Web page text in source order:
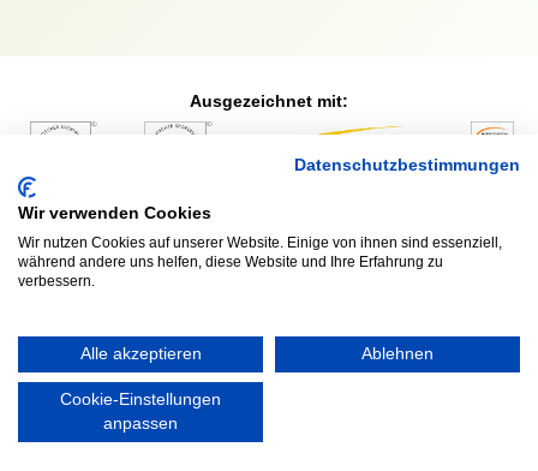
Ausgezeichnet mit:
Datenschutzbestimmungen
Wir verwenden Cookies
Wir nutzen Cookies auf unserer Website. Einige von ihnen sind essenziell,
während andere uns helfen, diese Website und Ihre Erfahrung zu
verbessern.
Alle akzeptieren Ablehnen
Cookie-Einstellungen
anpassen